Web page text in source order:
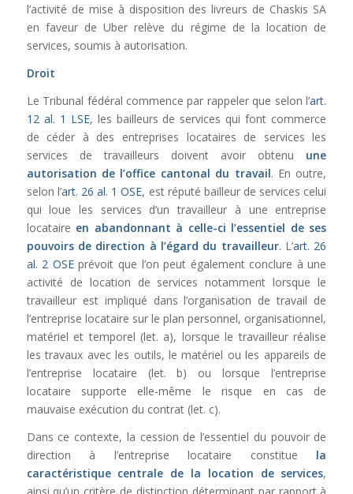
l’activité de mise à disposition des livreurs de Chaskis SA
en faveur de Uber relève du régime de la location de
services, soumis à autorisation.
Droit
Le Tribunal fédéral commence par rappeler que selon l’art.
12 al. 1 LSE, les bailleurs de services qui font commerce
de céder à des entreprises locataires de services les
services de travailleurs doivent avoir obtenu une
autorisation de l’office cantonal du travail. En outre,
selon l’art. 26 al. 1 OSE, est réputé bailleur de services celui
qui loue les services d’un travailleur à une entreprise
locataire en abandonnant à celle-ci l’essentiel de ses
pouvoirs de direction à l’égard du travailleur. L’art. 26
al. 2 OSEprévoit que l’on peut également conclure à une
activité de location de services notamment lorsque le
travailleur est impliqué dans l’organisation de travail de
l’entreprise locataire sur le plan personnel, organisationnel,
matériel et temporel (let. a), lorsque le travailleur réalise
les travaux avec les outils, le matériel ou les appareils de
l’entreprise locataire (let. b) ou lorsque l’entreprise
locataire supporte elle-même le risque en cas de
mauvaise exécution du contrat (let. c).
Dans ce contexte, la cession de l’essentiel du pouvoir de
direction à l’entreprise locataire constitue la
caractéristique centrale de la location de services,